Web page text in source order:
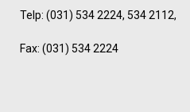
Telp: (031) 534 2224, 534 2112,
Fax: (031) 534 2224